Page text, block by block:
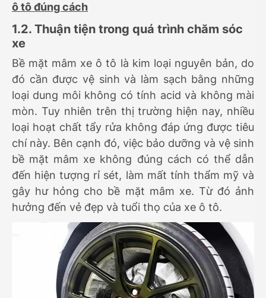
ô tô đúng cách
1.2. Thuận tiện trong quá trình chăm sóc
xe
Bề mặt mâm xe ô tô là kim loại nguyên bản, do
đó cần được vệ sinh và làm sạch bằng những
loại dung môi không có tính acid và không mài
mòn. Tuy nhiên trên thị trường hiện nay, nhiều
loại hoạt chất tẩy rửa không đáp ứng được tiêu
chí này. Bên cạnh đó, việc bảo dưỡng và vệ sinh
bề mặt mâm xe không đúng cách có thể dẫn
đến hiện tượng rỉ sét, làm mất tính thẩm mỹ và
gây hư hỏng cho bề mặt mâm xe. Từ đó ảnh
hưởng đến vẻ đẹp và tuổi thọ của xe ô tô.